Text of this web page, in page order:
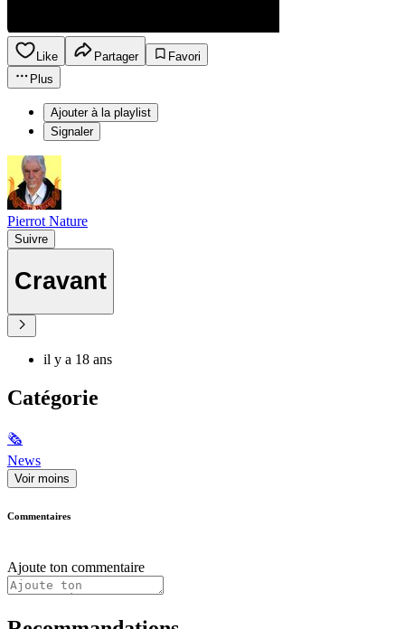
Like Partager
Favori
Plus
Ajouter à la playlist
Signaler
Pierrot Nature
Suivre
Cravant
il y a 18 ans
Catégorie
🗞
News
Voir moins
Commentaires
Ajoute ton commentaire